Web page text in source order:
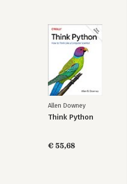
Allen Downey
Think Python
€ 55,68